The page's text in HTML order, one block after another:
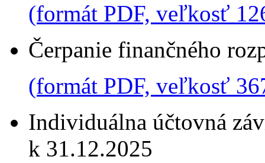
(formát PDF, veľkosť
Čerpanie finančného
(formát PDF, veľkosť
Individuálna účtovná
k 31.12.2025